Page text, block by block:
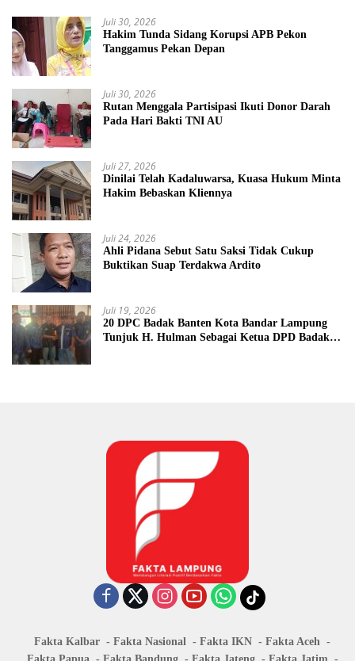
Juli 30, 2026
Hakim Tunda Sidang Korupsi APB Pekon
Tanggamus Pekan Depan
Juli 30, 2026
Rutan Menggala Partisipasi Ikuti Donor Darah
Pada Hari Bakti TNI AU
Juli 27, 2026
Dinilai Telah Kadaluwarsa, Kuasa Hukum Minta
Hakim Bebaskan Kliennya
Juli 24, 2026
Ahli Pidana Sebut Satu Saksi Tidak Cukup
Buktikan Suap Terdakwa Ardito
Juli 19, 2026
20 DPC Badak Banten Kota Bandar Lampung
Tunjuk H. Hulman Sebagai Ketua DPD Badak
Fakta Kalbar Fakta Nasional Fakta IKN
Fakta Aceh